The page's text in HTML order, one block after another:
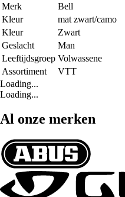
Merk
Bell
Kleur
mat zwart/camo
Kleur
Zwart
Geslacht
Man
Leeftijdsgroep Volwassene
Assortiment
VTT
Loading...
Loading...
Al onze merken